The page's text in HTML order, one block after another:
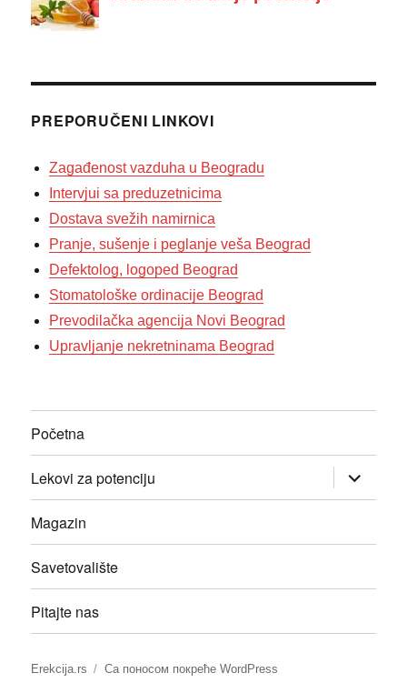
PREPORUČENI LINKOVI
Zagađenost vazduha u Beogradu
Intervjui sa preduzetnicima
Dostava svežih namirnica
Pranje, sušenje i peglanje veša Beograd
Defektolog, logoped Beograd
Stomatološke ordinacije Beograd
Prevodilačka agencija Novi Beograd
Upravljanje nekretninama Beograd
Početna
Lekovi za potenciju
прошири
изборник
дете
Magazin
Savetovalište
Pitajte nas
Erekcija.rs Са поносом покреће WordPress